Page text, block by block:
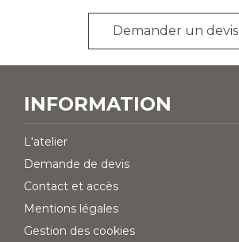
Demander un devis
INFORMATION
L'atelier
Demande de devis
Contact et accès
Mentions légales
Gestion des cookies